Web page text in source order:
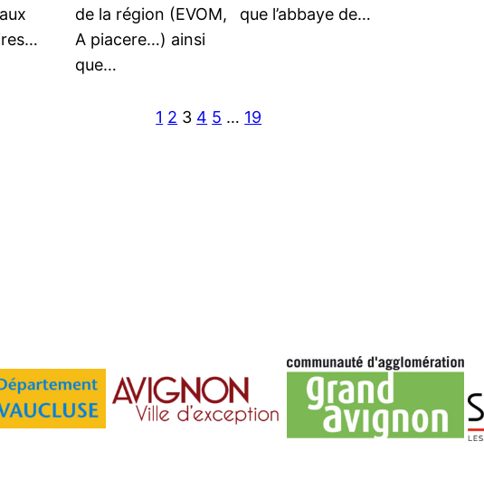
de la région (EVOM,
A piacere…) ainsi
que…
que l’abbaye de…
1 2 3 4 5 … 19